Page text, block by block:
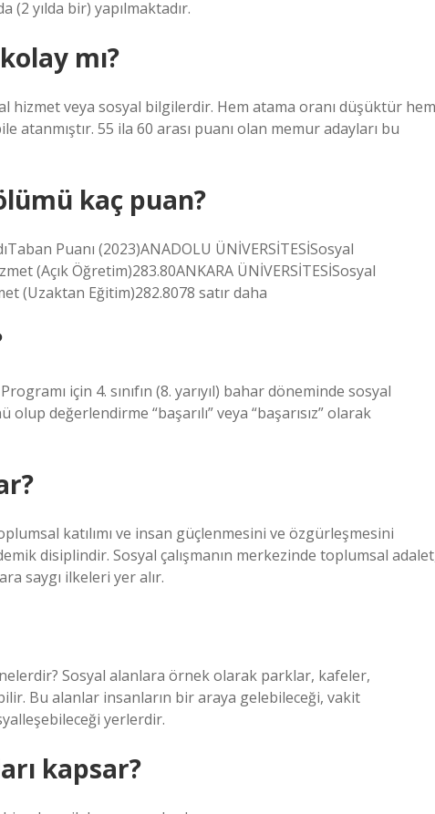
(2 yılda bir) yapılmaktadır.
mı?
hizmet veya sosyal bilgilerdir. Hem atama oranı düşüktür hem
atanmıştır. 55 ila 60 arası puanı olan memur adayları bu
kaç puan?
Puanı (2023)ANADOLU ÜNİVERSİTESİSosyal
(Açık Öğretim)283.80ANKARA ÜNİVERSİTESİSosyal
(Uzaktan Eğitim)282.8078 satır daha
için 4. sınıfın (8. yarıyıl) bahar döneminde sosyal
değerlendirme “başarılı” veya “başarısız” olarak
katılımı ve insan güçlenmesini ve özgürleşmesini
disiplindir. Sosyal çalışmanın merkezinde toplumsal
saygı ilkeleri yer alır.
Sosyal alanlara örnek olarak parklar, kafeler,
Bu alanlar insanların bir araya gelebileceği, vakit
yerlerdir.
kapsar?